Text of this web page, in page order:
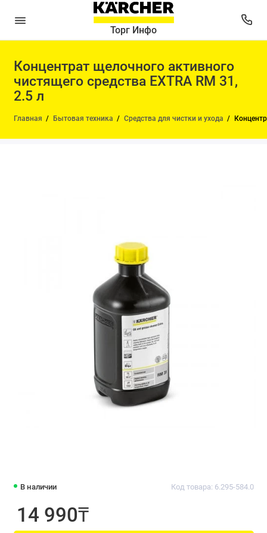
Торг Инфо
Концентрат щелочного активного
чистящего средства EXTRA RM 31,
2.5 л
Главная Бытовая техника Средства для чистки и ухода
В наличии Код товара: 6.295-584.0
14 990₸